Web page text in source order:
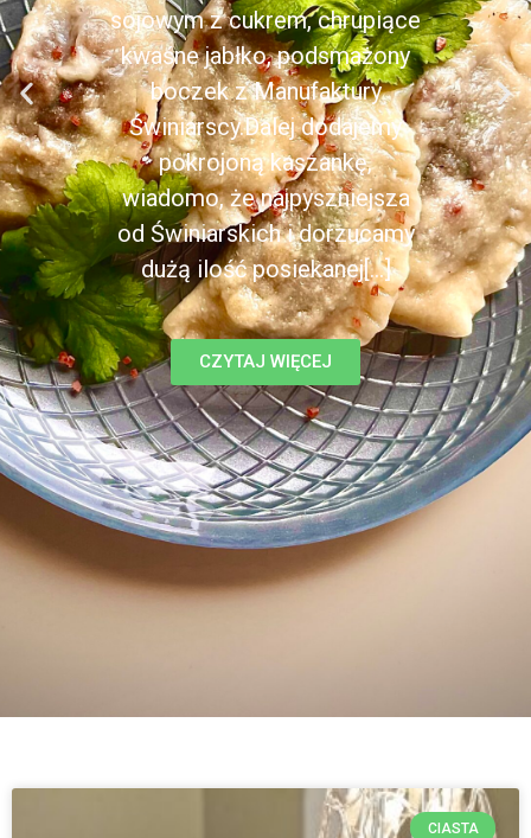
sojowym z cukrem, chrupiące
kwaśne jabłko, podsmażony
boczek z Manufaktury
Świniarscy.Dalej dodajemy
pokrojoną kaszankę,
wiadomo, że najpyszniejsza
od Świniarskich i dorzucamy
dużą ilość posiekanej[...]
CZYTAJ WIĘCEJ
CIASTA